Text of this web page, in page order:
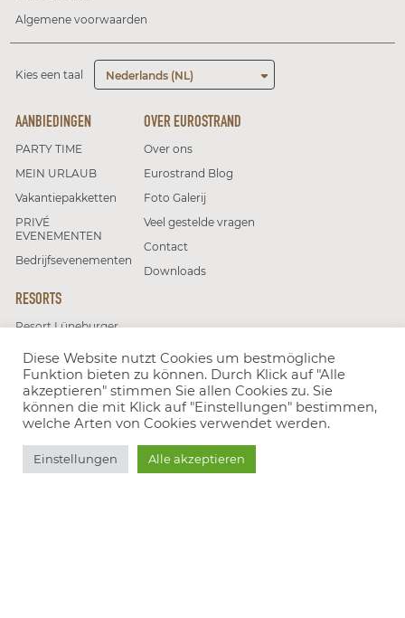
Algemene voorwaarden
Kies een taal Nederlands (NL)
AANBIEDINGEN
PARTY TIME
MEIN URLAUB
Vakantiepakketten
PRIVÉ
EVENEMENTEN
Bedrijfsevenementen
RESORTS
Resort Lüneburger
Resort Moseltal
OVER EUROSTRAND
Over ons
Eurostrand Blog
Foto Galerij
Veel gestelde vragen
Contact
Downloads
Volg ons
Diese Website nutzt Cookies um bestmögliche
Funktion bieten zu können. Durch Klick auf "Alle
akzeptieren" stimmen Sie allen Cookies zu. Sie
können die mit Klick auf "Einstellungen" bestimmen,
welche Arten von Cookies verwendet werden.
Einstellungen Alle akzeptieren